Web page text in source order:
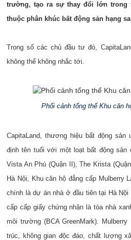
trường, tạo ra sự thay đổi lớn trong
thuộc phân khúc bất động sản hạng
Trong số các chủ đầu tư đó,
không thể không nhắc tới.
Phối cảnh tổng thể Khu căn
CapitaLand, thương hiệu bất động
định tên tuổi với một loạt bất động sản
Vista An Phú (Quận II), The Krista
Hà Nội, Khu căn hộ đẳng cấp Mulberry
chính là dự án nhà ở đầu tiên tại Hà
cấp cấp giấy chứng nhận là tòa nhà
môi trường (BCA GreenMark).
trúc, không gian độc đáo, chất lượng